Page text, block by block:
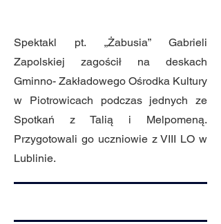
Spektakl pt. „Żabusia” Gabrieli
Zapolskiej zagościł na deskach
Gminno- Zakładowego Ośrodka Kultury
w Piotrowicach podczas jednych ze
Spotkań z Talią i Melpomeną.
Przygotowali go uczniowie z VIII LO w
Lublinie.